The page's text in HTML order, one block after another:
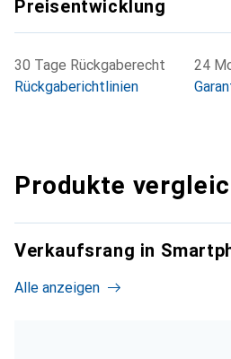
Preisentwicklung
30 Tage Rückgaberecht
Rückgaberichtlinien
24
Produkte
Verkaufsrang in
Alle anzeigen